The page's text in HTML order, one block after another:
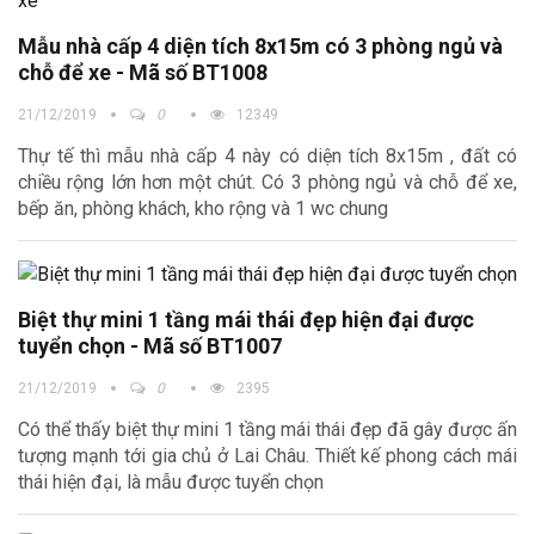
Mẫu nhà cấp 4 diện tích 8x15m có 3 phòng ngủ và
chỗ để xe - Mã số BT1008
21/12/2019 0 12349
Thự tế thì mẫu nhà cấp 4 này có diện tích 8x15m , đất có
chiều rộng lớn hơn một chút. Có 3 phòng ngủ và chỗ để xe,
bếp ăn, phòng khách, kho rộng và 1 wc chung
Biệt thự mini 1 tầng mái thái đẹp hiện đại được
tuyển chọn - Mã số BT1007
21/12/2019 0 2395
Có thể thấy biệt thự mini 1 tầng mái thái đẹp đã gây được ấn
tượng mạnh tới gia chủ ở Lai Châu. Thiết kế phong cách mái
thái hiện đại, là mẫu được tuyển chọn